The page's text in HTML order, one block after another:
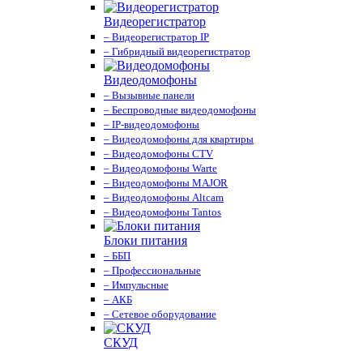
Видеорегистратор
– Видеорегистратор IP
– Гибридный видеорегистратор
Видеодомофоны
– Вызывные панели
– Беспроводные видеодомофоны
– IP-видеодомофоны
– Видеодомофоны для квартиры
– Видеодомофоны CTV
– Видеодомофоны Warte
– Видеодомофоны MAJOR
– Видеодомофоны Altcam
– Видеодомофоны Tantos
Блоки питания
– ББП
– Профессиональные
– Импульсные
– АКБ
– Сетевое оборудование
СКУД